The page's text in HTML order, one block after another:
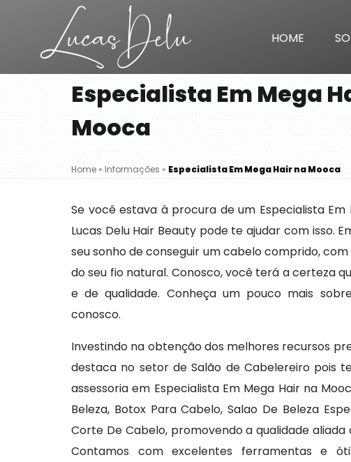
HOME
Especialista Em Mega
Mooca
Home » Informações » Especialista Em Mega Hair na Mooca
Se você estava à procura de um Especialista
Lucas Delu Hair Beauty pode te ajudar com isso.
seu sonho de conseguir um cabelo comprido,
do seu fio natural. Conosco, você terá a certeza
e de qualidade. Conheça um pouco mais
conosco.
Investindo na obtenção dos melhores recursos
destaca no setor de Salão de Cabelereiro pois
assessoria em Especialista Em Mega Hair na
Beleza, Botox Para Cabelo, Salao De Beleza
Corte De Cabelo, promovendo a qualidade
Contamos com excelentes ferramentas e